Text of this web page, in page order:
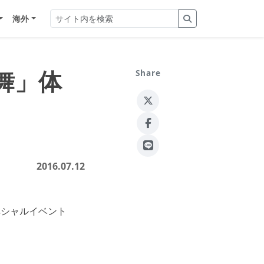
海外
」体
2016.07.12
ャルイベント
Share